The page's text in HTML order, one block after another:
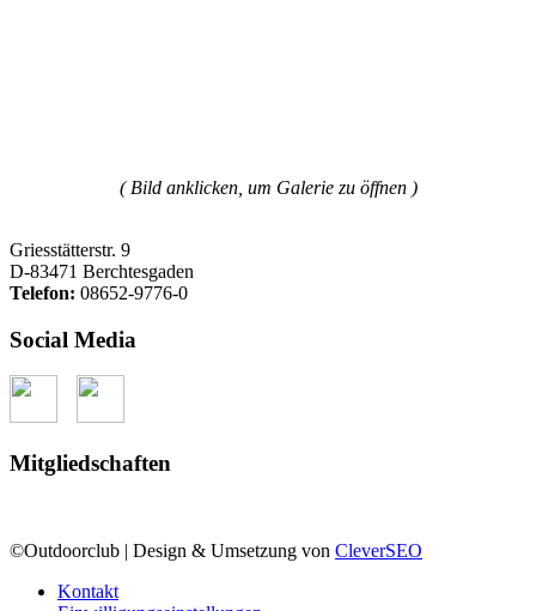
( Bild anklicken, um Galerie zu öffnen )
Griesstätterstr. 9
D-83471 Berchtesgaden
Telefon: 08652-9776-0
Social Media
Mitgliedschaften
©Outdoorclub | Design & Umsetzung von CleverSEO
Kontakt